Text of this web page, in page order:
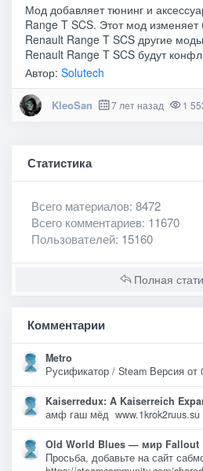
Мод добавляет тюнинг и
Range T SCS. Этот мод
Renault Range T SCS другие
Renault Range T SCS будут
Автор:Solutech
KleoSan 7 лет назад 1
Статистика
Всего материалов: 8472
Всего комментариев: 11670
Пользователей: 15160
Полная
Комментарии
Metro
Русификатор / Steam Версия от
Kaiserredux: A Kaiserreich
амф гаш мёд www.1krok2ruus.su
Old World Blues — мир Fallout
Просьба, добавьте на сайт